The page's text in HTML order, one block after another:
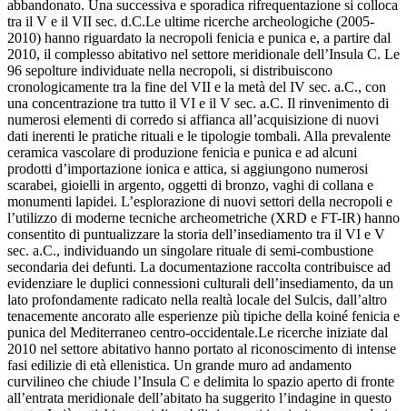
abbandonato. Una successiva e sporadica rifrequentazione si colloca
tra il V e il VII sec. d.C.Le ultime ricerche archeologiche (2005-
2010) hanno riguardato la necropoli fenicia e punica e, a partire dal
2010, il complesso abitativo nel settore meridionale dell’Insula C. Le
96 sepolture individuate nella necropoli, si distribuiscono
cronologicamente tra la fine del VII e la metà del IV sec. a.C., con
una concentrazione tra tutto il VI e il V sec. a.C. Il rinvenimento di
numerosi elementi di corredo si affianca all’acquisizione di nuovi
dati inerenti le pratiche rituali e le tipologie tombali. Alla prevalente
ceramica vascolare di produzione fenicia e punica e ad alcuni
prodotti d’importazione ionica e attica, si aggiungono numerosi
scarabei, gioielli in argento, oggetti di bronzo, vaghi di collana e
monumenti lapidei. L’esplorazione di nuovi settori della necropoli e
l’utilizzo di moderne tecniche archeometriche (XRD e FT-IR) hanno
consentito di puntualizzare la storia dell’insediamento tra il VI e V
sec. a.C., individuando un singolare rituale di semi-combustione
secondaria dei defunti. La documentazione raccolta contribuisce ad
evidenziare le duplici connessioni culturali dell’insediamento, da un
lato profondamente radicato nella realtà locale del Sulcis, dall’altro
tenacemente ancorato alle esperienze più tipiche della koiné fenicia e
punica del Mediterraneo centro-occidentale.Le ricerche iniziate dal
2010 nel settore abitativo hanno portato al riconoscimento di intense
fasi edilizie di età ellenistica. Un grande muro ad andamento
curvilineo che chiude l’Insula C e delimita lo spazio aperto di fronte
all’entrata meridionale dell’abitato ha suggerito l’indagine in questo